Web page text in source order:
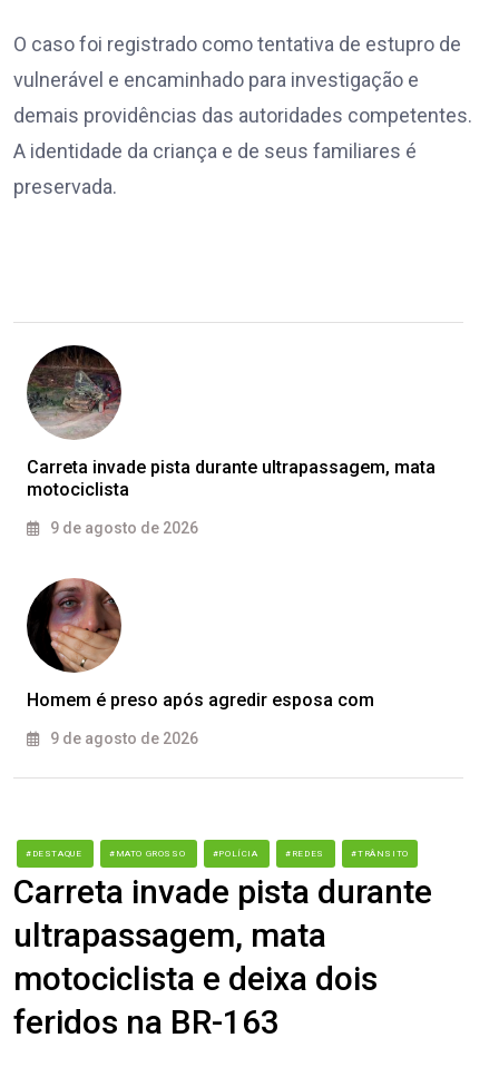
O caso foi registrado como tentativa de estupro de
vulnerável e encaminhado para investigação e
demais providências das autoridades competentes.
A identidade da criança e de seus familiares é
preservada.
Carreta invade pista durante ultrapassagem, mata
motociclista
9 de agosto de 2026
Homem é preso após agredir esposa com
9 de agosto de 2026
#DESTAQUE #MATO GROSSO #POLÍCIA #REDES #TRÂNSITO
Carreta invade pista durante
ultrapassagem, mata
motociclista e deixa dois
feridos na BR-163